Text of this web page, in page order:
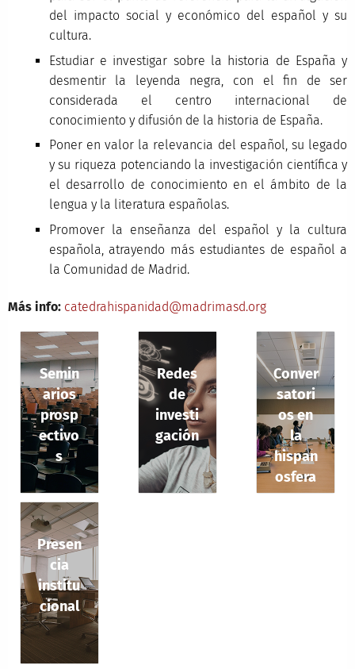
del impacto social y económico del español y su
cultura.
Estudiar e investigar sobre la historia de España y
desmentir la leyenda negra, con el fin de ser
considerada el centro internacional de
conocimiento y difusión de la historia de España.
Poner en valor la relevancia del español, su legado
y su riqueza potenciando la investigación científica y
el desarrollo de conocimiento en el ámbito de la
lengua y la literatura españolas.
Promover la enseñanza del español y la cultura
española, atrayendo más estudiantes de español a
la Comunidad de Madrid.
Más info: catedrahispanidad@madrimasd.org
Semin
arios
prosp
ectivo
s
Redes
de
investi
gación
Conver
satori
os en
la
hispan
osfera
Presen
cia
institu
cional